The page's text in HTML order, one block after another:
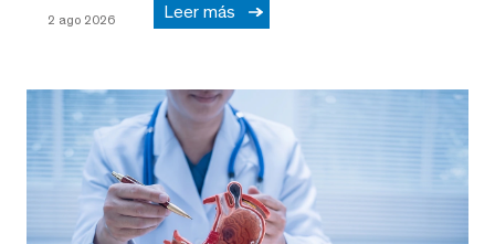
2 ago 2026 Leer más